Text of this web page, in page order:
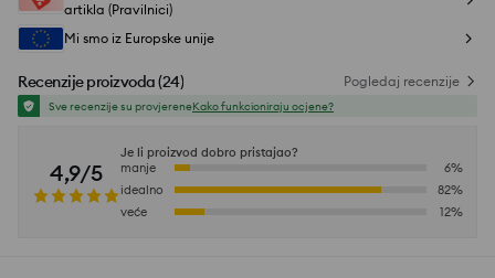
artikla (Pravilnici)
Mi smo iz Europske unije
Recenzije proizvoda(24) Pogledaj recenzije
Sve recenzije su provjereneKako funkcioniraju ocjene?
4,9/5
Je li proizvod dobro pristajao?
manje
6%
idealno
82%
veće
12%